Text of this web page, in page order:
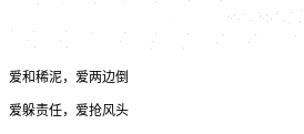
爱和稀泥，爱两边倒
爱躲责任，爱抢风头